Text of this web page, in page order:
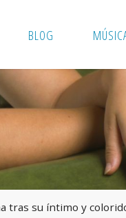
BLOG
tras su íntimo y